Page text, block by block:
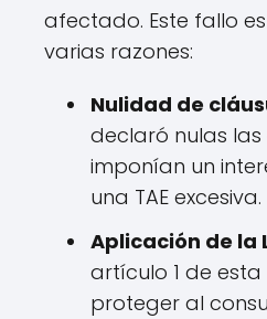
afectado. Este fallo
varias razones:
Nulidad de
declaró nulas
imponían un
una TAE excesiva.
Aplicación de la
artículo 1 de
proteger al